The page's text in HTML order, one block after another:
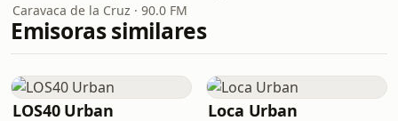
Caravaca de la Cruz · 90.0 FM
Emisoras similares
LOS40 Urban Loca Urban